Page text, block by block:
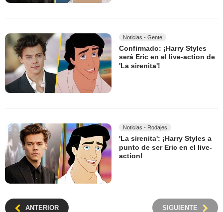
Noticias - Gente
Confirmado: ¡Harry Styles
será Eric en el live-action de
'La sirenita'!
Noticias - Rodajes
'La sirenita': ¡Harry Styles a
punto de ser Eric en el live-
action!
ANTERIOR SIGUIENTE